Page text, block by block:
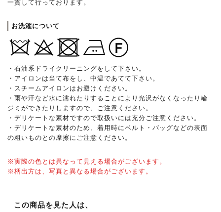
一貫して行っております。
お洗濯について
・石油系ドライクリーニングをして下さい。
・アイロンは当て布をし、中温であてて下さい。
・スチームアイロンはお避けください。
・雨や汗など水に濡れたりすることにより光沢がなくなったり輪
ジミができたりしますので、ご注意ください。
・デリケートな素材ですので取扱いには充分ご注意ください。
・デリケートな素材のため、着用時にベルト・バッグなどの表面
の粗いものとの摩擦にご注意ください。
※実際の色とは異なって見える場合がございます。
※柄出方は、写真と異なる場合がございます。
この商品を見た人は、